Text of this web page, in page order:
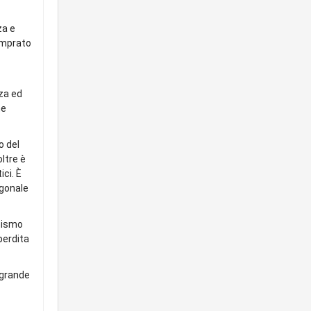
e
ed
del
è
È